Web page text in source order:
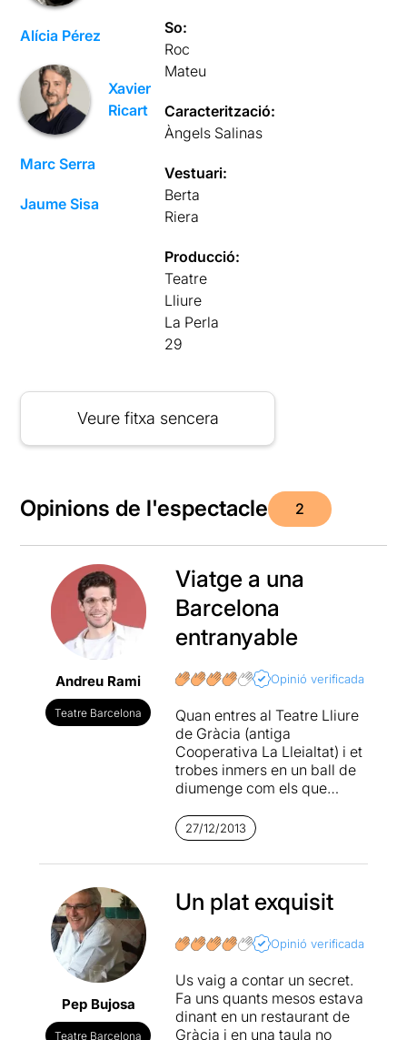
Alícia Pérez
Xavier
Ricart
Marc Serra
Jaume Sisa
So:
Roc
Mateu
Caracterització:
Àngels Salinas
Vestuari:
Berta
Riera
Producció:
Teatre
Lliure
La Perla
29
Veure fitxa sencera
Opinions de l'espectacle 2
Andreu Rami
Teatre Barcelona
Viatge a una
Barcelona
entranyable
Opinió verificada
Quan entres al Teatre Lliure
de Gràcia (antiga
Cooperativa La Lleialtat) i et
trobes inmers en un ball de
diumenge com els que
amb un Jaume Sisa cantant i
tocant les maraques per un
públic que arriba i es posa a
que et trobes davant d'una
peça excepcional. La Perla
29 ho ha tornat a
aconseguir. Han creat un
convertit els personatges de
Juan Marsé en meravelloses
criatures de carn i ossos,
27/12/2013
Pep Bujosa
Teatre Barcelona
Un plat exquisit
Opinió verificada
Us vaig a contar un secret.
Fa uns quants mesos estava
dinant en un restaurant de
Gràcia i en una taula no